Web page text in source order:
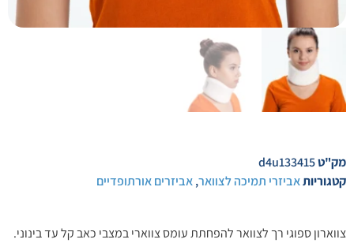
מק"טd4u133415
קטגוריותאביזרי תמיכה לצוואר,אביזרים אורתופדיים
צווארון ספוגי רך לצוואר להפחתת עומס צווארי במצבי כאב קל עד בינוני.